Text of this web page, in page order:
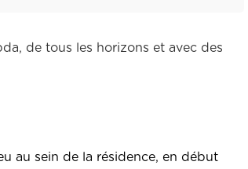
de tous les horizons et avec des
au sein de la résidence, en début